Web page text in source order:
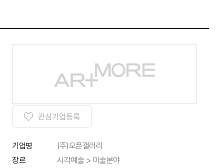
관심기업등록
기업명 (주)오픈갤러리
장르
시각예술 > 미술분야